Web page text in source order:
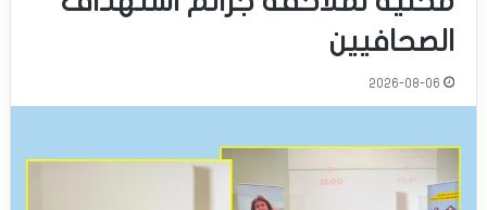
الصحافيين
2026-08-06